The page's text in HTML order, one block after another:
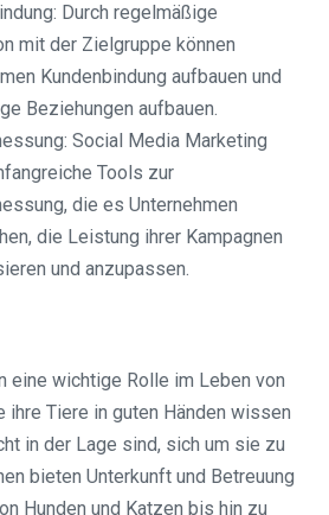
Durch regelmäßige
mit der Zielgruppe können
Kundenbindung aufbauen und
Beziehungen aufbauen.
Social Media Marketing
Tools zur
die es Unternehmen
die Leistung ihrer Kampagnen
und anzupassen.
eine wichtige Rolle im Leben von
ihre Tiere in guten Händen wissen
in der Lage sind, sich um sie zu
bieten Unterkunft und Betreuung
Hunden und Katzen bis hin zu